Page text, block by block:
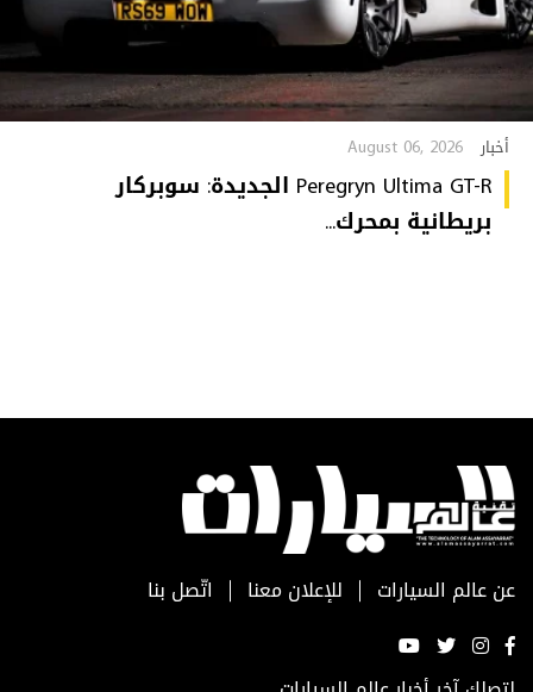
أخبار August 06, 2026
Peregryn Ultima GT-R الجديدة: سوبركار
بريطانية بمحرك...
عن عالم السيارات للإعلان معنا اتّصل بنا